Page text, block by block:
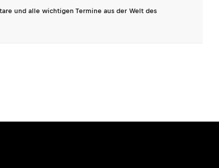
und alle wichtigen Termine aus der Welt des